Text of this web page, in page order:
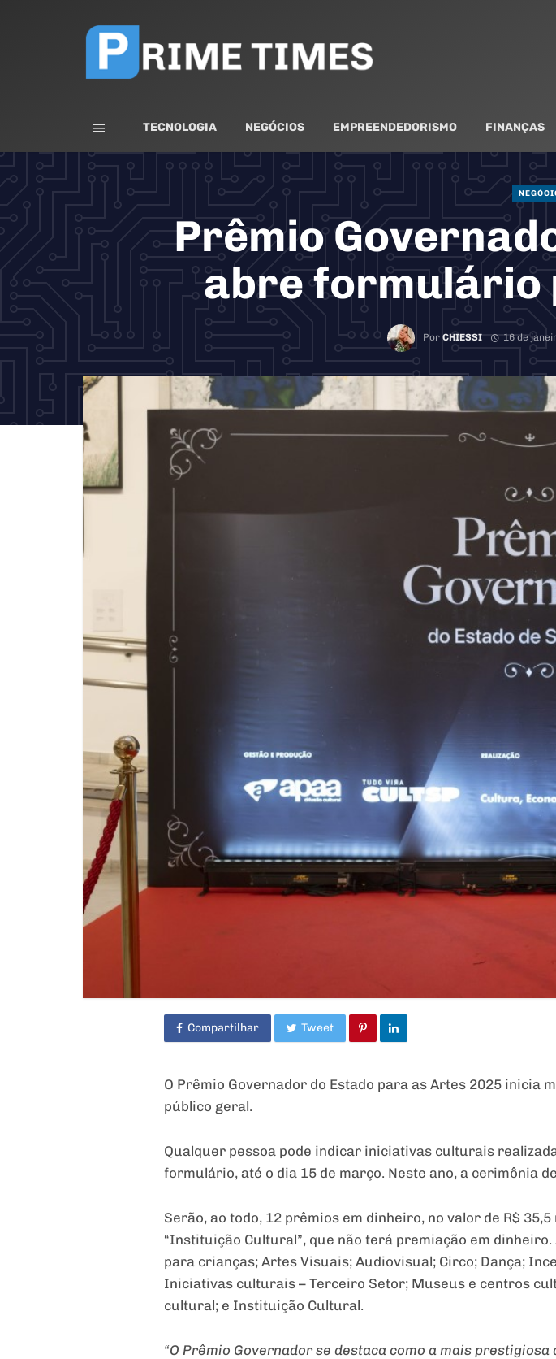
TECNOLOGIA NEGÓCIOS EMPREENDEDORISMO FINANÇAS
Prêmio
abre formulário
PorCHIESSI 16 de
Compartilhar Tweet
O Prêmio Governador do Estado para as Artes 2025 inicia
público geral.
Qualquer pessoa pode indicar iniciativas culturais
formulário, até o dia 15 de março. Neste ano, a cerimônia
Serão, ao todo, 12 prêmios em dinheiro, no valor de R$
“Instituição Cultural”, que não terá premiação em
para crianças; Artes Visuais; Audiovisual; Circo; Dança;
Iniciativas culturais – Terceiro Setor; Museus e centros
cultural; e Instituição Cultural.
“O Prêmio Governador se destaca como a mais